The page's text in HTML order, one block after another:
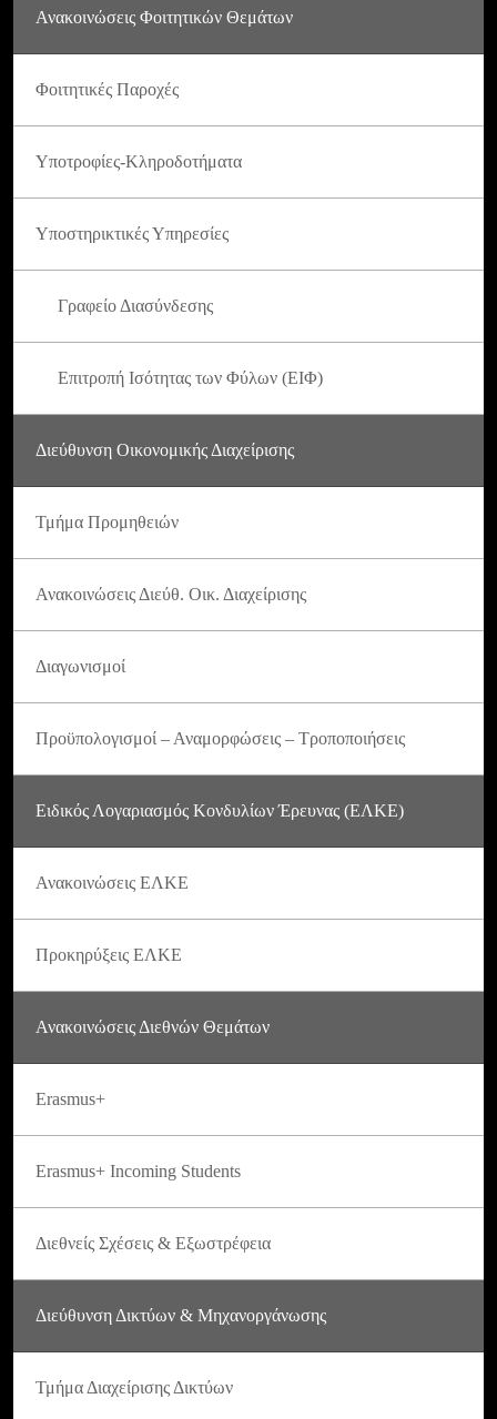
Ανακοινώσεις Φοιτητικών Θεμάτων
Φοιτητικές Παροχές
Υποτροφίες-Κληροδοτήματα
Υποστηρικτικές Υπηρεσίες
Γραφείο Διασύνδεσης
Επιτροπή Ισότητας των Φύλων (ΕΙΦ)
Διεύθυνση Οικονομικής Διαχείρισης
Τμήμα Προμηθειών
Ανακοινώσεις Διεύθ. Οικ. Διαχείρισης
Διαγωνισμοί
Προϋπολογισμοί – Αναμορφώσεις – Τροποποιήσεις
Ειδικός Λογαριασμός Κονδυλίων Έρευνας (ΕΛΚΕ)
Ανακοινώσεις ΕΛΚΕ
Προκηρύξεις ΕΛΚΕ
Ανακοινώσεις Διεθνών Θεμάτων
Erasmus+
Erasmus+ Incoming Students
Διεθνείς Σχέσεις & Εξωστρέφεια
Διεύθυνση Δικτύων & Μηχανοργάνωσης
Τμήμα Διαχείρισης Δικτύων